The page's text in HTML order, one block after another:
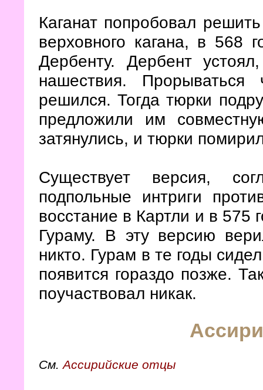
Каганат попробовал
верховного кагана, в 568
Дербенту. Дербент
нашествия.
решился. Тогда тюрки
предложили им
затянулись, и тюрки
Существует версия,
подпольные интриги
восстание в Картли и в 575
Гураму. В эту версию
никто. Гурам в те годы
появится гораздо позже.
поучаствовал никак.
См.Ассирийские отцы